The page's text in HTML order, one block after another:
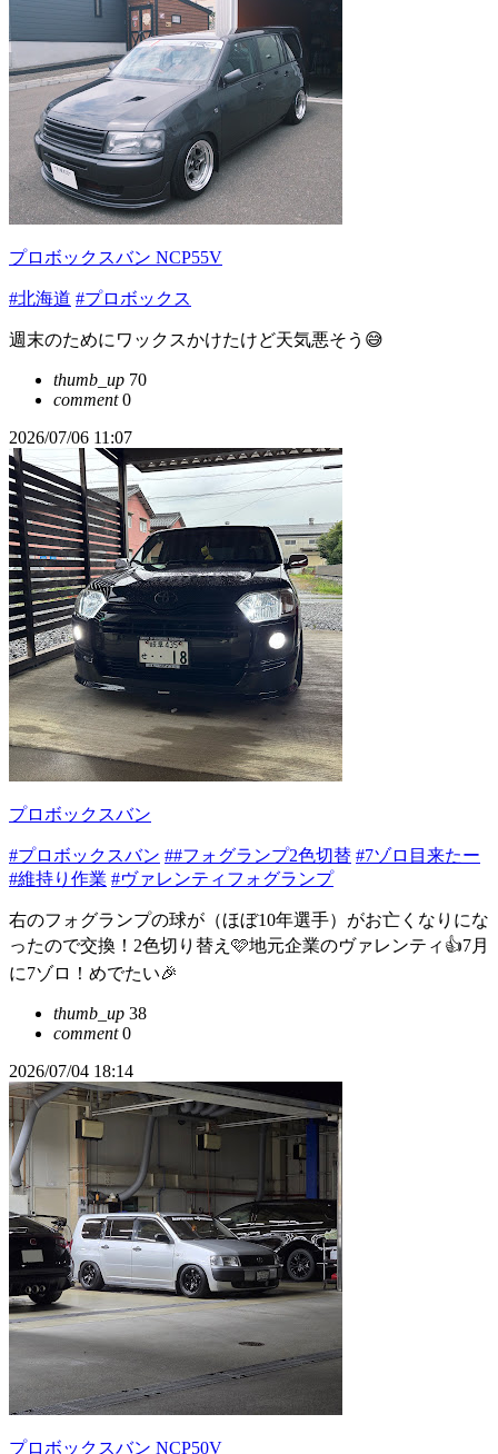
プロボックスバン NCP55V
#北海道 #プロボックス
週末のためにワックスかけたけど天気悪そう😅
thumb_up 70
comment0
2026/07/06 11:07
プロボックスバン
#プロボックスバン ##フォグランプ2色切替 #7ゾロ目来たー
#維持り作業 #ヴァレンティフォグランプ
右のフォグランプの球が（ほぼ10年選手）がお亡くなりにな
ったので交換！2色切り替え🩷地元企業のヴァレンティ👍7月
に7ゾロ！めでたい🎉
thumb_up 38
comment0
2026/07/04 18:14
プロボックスバン NCP50V